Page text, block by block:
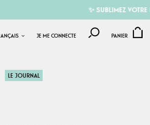
✨ SUBLIMEZ VOTRE ÉTÉ
JE ME CONNECTE PANIER
LE JOURNAL